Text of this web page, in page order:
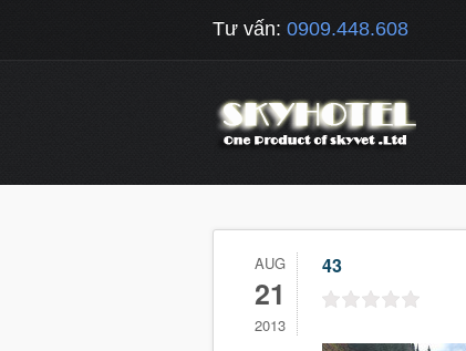
Tư vấn: 0909.448.608
AUG
21
2013
43